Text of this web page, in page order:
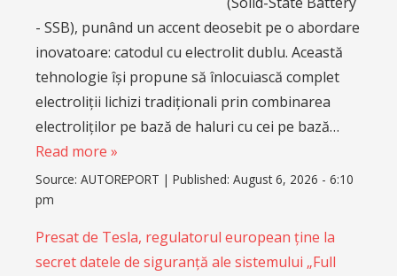
- SSB), punând un accent deosebit pe o abordare
inovatoare: catodul cu electrolit dublu. Această
tehnologie își propune să înlocuiască complet
electroliții lichizi tradiționali prin combinarea
electroliților pe bază de haluri cu cei pe bază…
Read more »
Source: AUTOREPORT | Published: August 6, 2026 - 6:10
pm
Presat de Tesla, regulatorul european ține la
secret datele de siguranță ale sistemului „Full